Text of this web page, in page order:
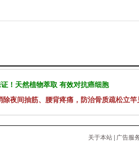
！天然植物萃取 有效对抗癌细胞
夜间抽筋、腰背疼痛，防治骨质疏松立竿
关于本站
广告服